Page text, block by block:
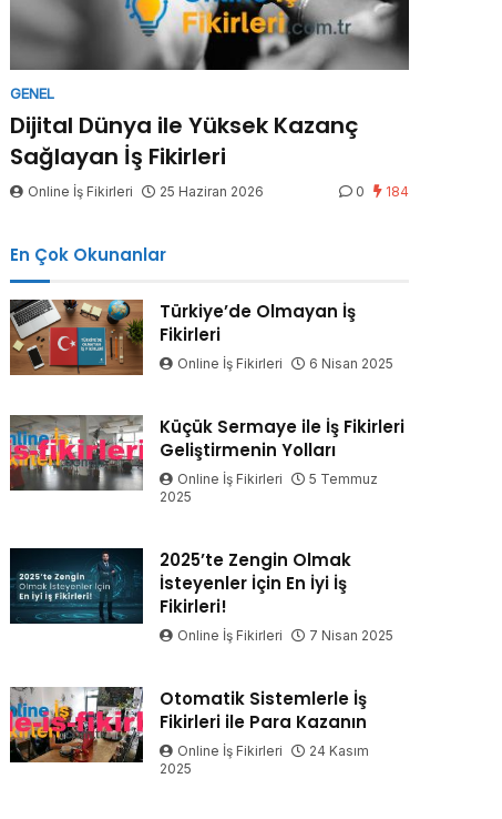
GENEL
Dijital Dünya ile Yüksek Kazanç
Sağlayan İş Fikirleri
Online İş Fikirleri 25 Haziran 2026 0 184
En Çok Okunanlar
Türkiye’de Olmayan İş
Fikirleri
Online İş Fikirleri 6 Nisan 2025
Küçük Sermaye ile İş Fikirleri
Geliştirmenin Yolları
Online İş Fikirleri
5 Temmuz
2025
2025’te Zengin Olmak
İsteyenler İçin En İyi İş
Fikirleri!
Online İş Fikirleri 7 Nisan 2025
Otomatik Sistemlerle İş
Fikirleri ile Para Kazanın
Online İş Fikirleri
24 Kasım
2025